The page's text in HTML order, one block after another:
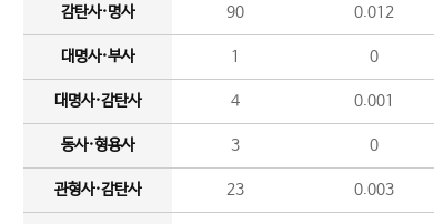
감탄사·명사 90 0.012
대명사·부사 1 0
대명사·감탄사 4 0.001
동사·형용사 3 0
관형사·감탄사 23 0.003